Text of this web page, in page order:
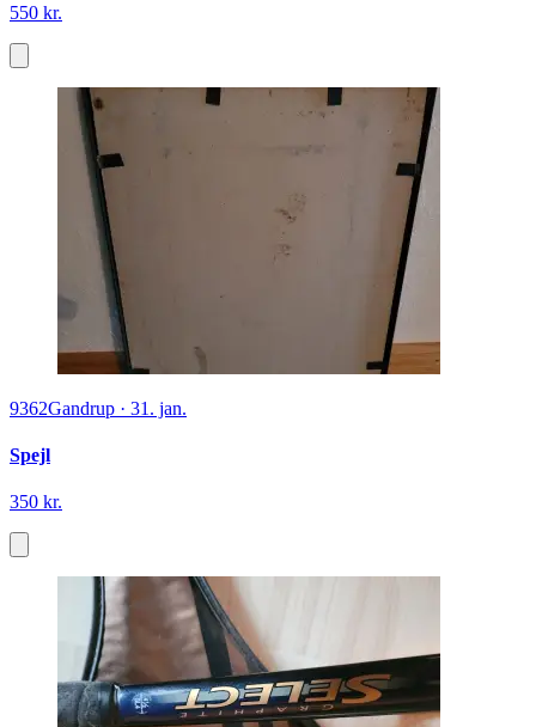
550 kr.
9362Gandrup · 31. jan.
Spejl
350 kr.